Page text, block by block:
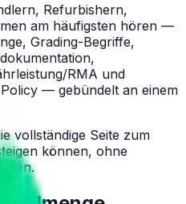
Refurbishern,
am häufigsten hören —
Grading-Begriffe,
RMA und
— gebündelt an einem
vollständige Seite zum
können, ohne